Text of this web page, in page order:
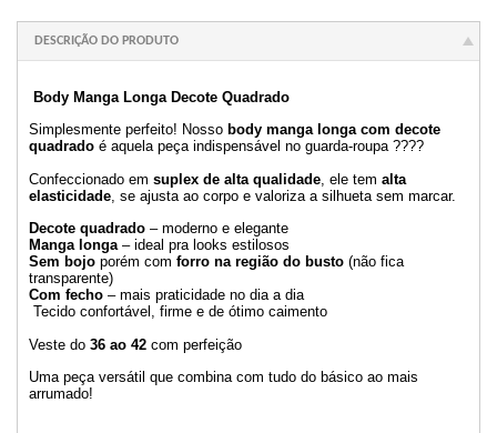
DESCRIÇÃO DO PRODUTO
Body Manga Longa Decote Quadrado
Simplesmente perfeito! Nosso body manga longa com decote
quadrado é aquela peça indispensável no guarda-roupa ????
Confeccionado em suplex de alta qualidade , ele tem alta
elasticidade , se ajusta ao corpo e valoriza a silhueta sem marcar.
Decote quadrado – moderno e elegante
Manga longa– ideal pra looks estilosos
Sem bojo porém com forro na região do busto (não fica
transparente)
Com fecho – mais praticidade no dia a dia
Tecido confortável, firme e de ótimo caimento
Veste do 36 ao 42 com perfeição
Uma peça versátil que combina com tudo do básico ao mais
arrumado!